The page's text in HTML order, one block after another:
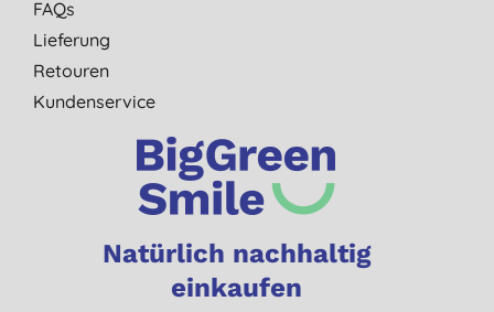
FAQs
Lieferung
Retouren
Kundenservice
Natürlich nachhaltig
einkaufen